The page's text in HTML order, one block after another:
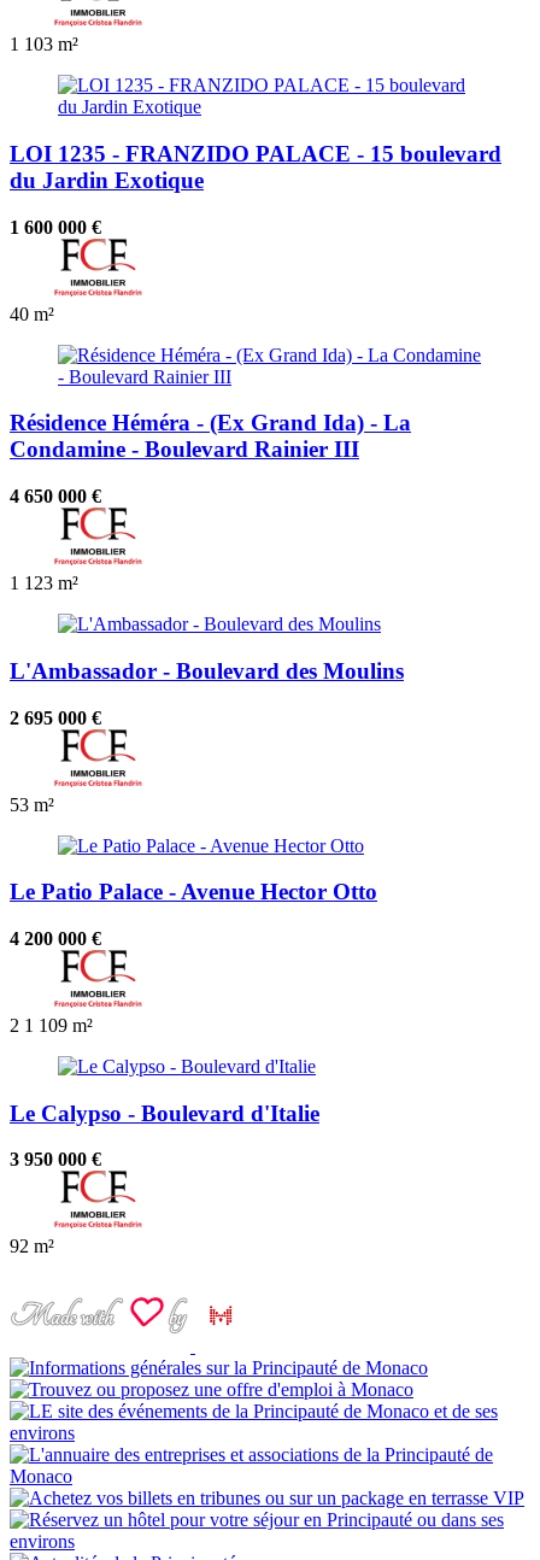
1 103 m²
LOI 1235 - FRANZIDO PALACE - 15 boulevard
du Jardin Exotique
1 600 000 €
40 m²
Résidence Héméra - (Ex Grand Ida) - La
Condamine - Boulevard Rainier III
4 650 000 €
1 123 m²
L'Ambassador - Boulevard des Moulins
2 695 000 €
53 m²
Le Patio Palace - Avenue Hector Otto
4 200 000 €
2 1 109 m²
Le Calypso - Boulevard d'Italie
3 950 000 €
92 m²